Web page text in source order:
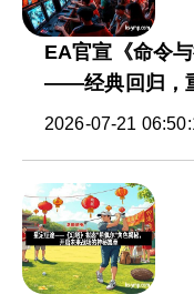
EA官宣《命令
——经典回归，
2026-07-21